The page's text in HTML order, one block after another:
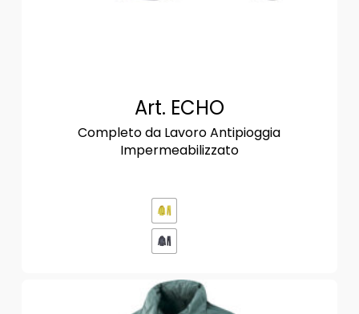
Art. ECHO
Completo da Lavoro Antipioggia
Impermeabilizzato